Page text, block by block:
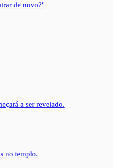
de novo?"
a ser revelado.
no templo.